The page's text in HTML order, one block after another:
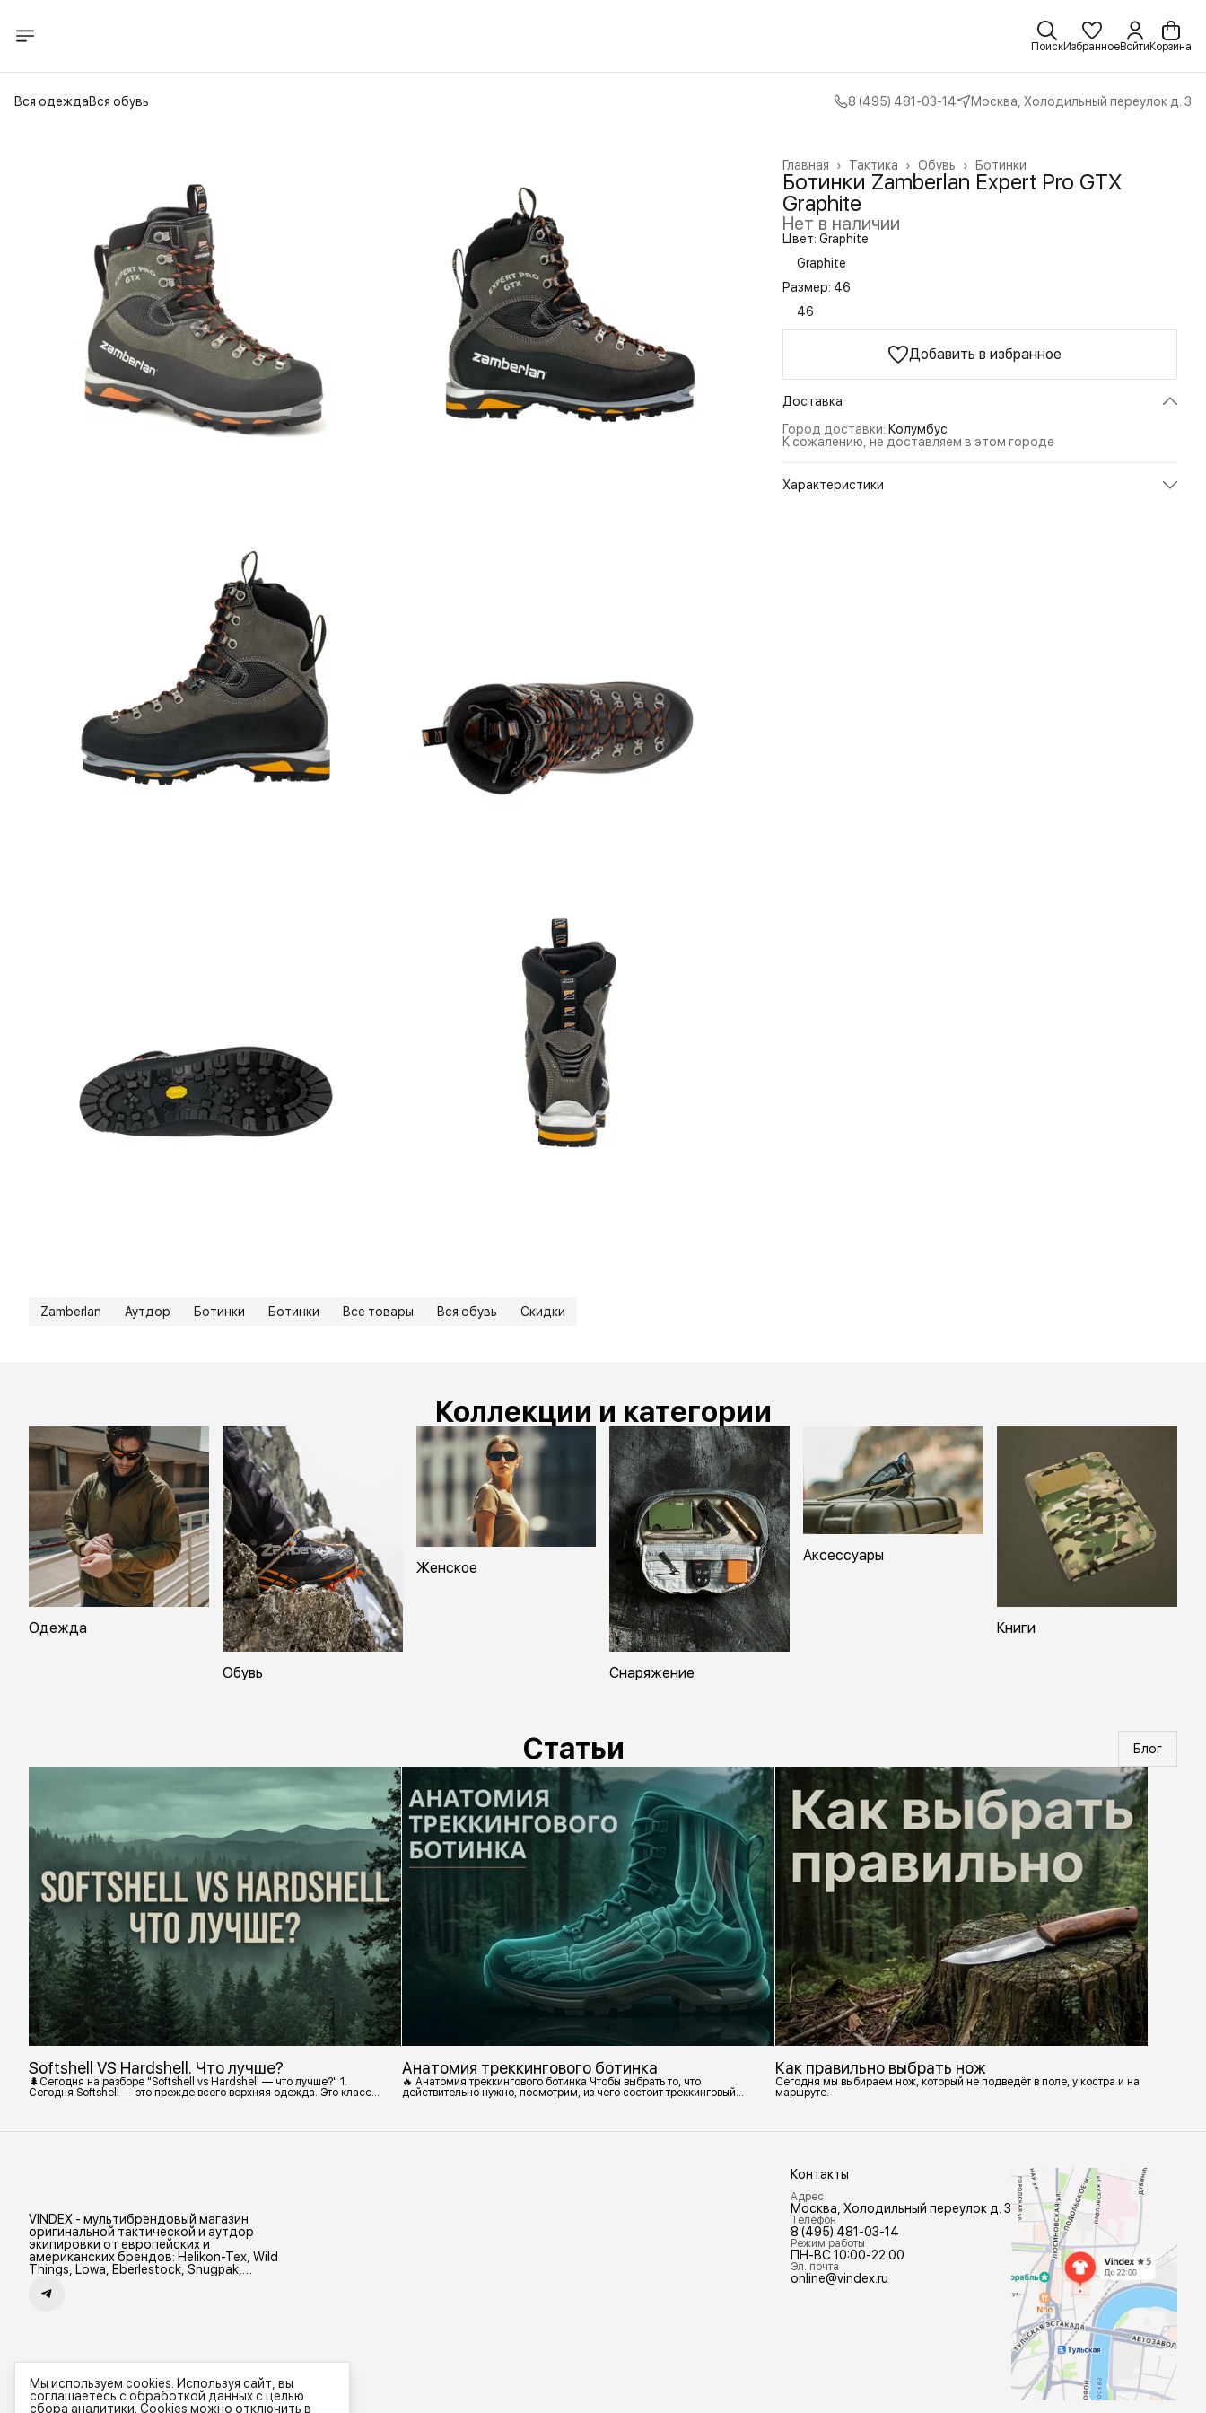
ПоискИзбранноеВойти Корзина
Вся одеждаВся обувь 8 (495) 481-03-14 Москва, Холодильный переулок д. 3
Ботинки
Обувь ›
Тактика ›
Главная ›
Ботинки Zamberlan Expert Pro GTX
Graphite
Нет в наличии
Цвет: Graphite
Graphite
Размер: 46
46
Добавить в избранное
Доставка
Город доставки: Колумбус
К сожалению, не доставляем в этом городе
Характеристики
Zamberlan Аутдор Ботинки Ботинки Все товары Вся обувь Скидки
Коллекции и категории
Одежда
Обувь
Женское
Снаряжение
Аксессуары
Книги
Статьи Блог
Softshell VS Hardshell. Что лучше?
🌲Сегодня на разборе "Softshell vs Hardshell — что лучше?" 1.
Сегодня Softshell — это прежде всего верхняя одежда. Это класс
максимально прочной, эластичной тканью. • Ветрозащитный
Анатомия треккингового ботинка
🔥 Анатомия треккингового ботинка Чтобы выбрать то, что
действительно нужно, посмотрим, из чего состоит треккинговый
Обеспечивает сцепление с поверхностью, защиту от истрирания и
Как правильно выбрать нож
Сегодня мы выбираем нож, который не подведёт в поле, у костра и на
маршруте.
VINDEX - мультибрендовый магазин
оригинальной тактической и аутдор
экипировки от европейских и
американских брендов: Helikon-Tex, Wild
Things, Lowa, Eberlestock, Snugpak,
Контакты
Адрес
Москва, Холодильный переулок д. 3
Телефон
8 (495) 481-03-14
Режим работы
ПН-ВС 10:00-22:00
Эл. почта
online@vindex.ru
Мы используем cookies. Используя сайт, вы
соглашаетесь с обработкой данных с целью
сбора аналитики. Cookies можно отключить в